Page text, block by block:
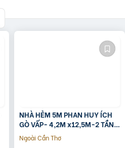
NHÀ HẺM 5M PHAN HUY ÍCH
GÒ VẤP- 4,2M x12,5M-2 TẦNG
– GIÁ 4,4 TỶ
Ngoài Cần Thơ